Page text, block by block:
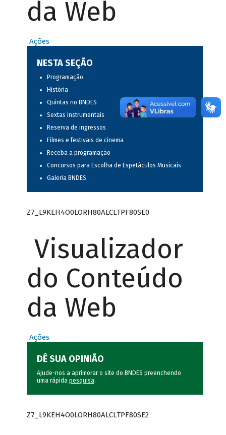
da Web
Ações
NESTA SEÇÃO
Programação
História
Quintas no BNDES
Sextas instrumentais
Reserva de ingressos
Filmes e festivais de cinema
Receba a programação
Concursos para Escolha de Espetáculos Musicais
Galeria BNDES
Z7_L9KEH4O0LORH80ALCLTPF80SE0
Visualizador
do Conteúdo
da Web
Ações
DÊ SUA OPINIÃO
Ajude-nos a aprimorar o site do BNDES preenchendo
uma rápida pesquisa.
Z7_L9KEH4O0LORH80ALCLTPF80SE2